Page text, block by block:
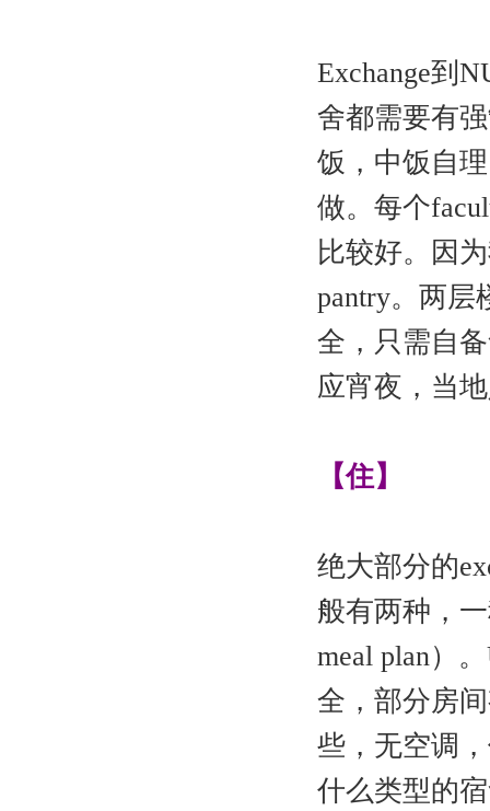
Exchange到
舍都需要有
饭，中饭自
做。每个
比较好。因
pantry。两层
全，只需自
应宵夜，当
【住】
绝大部分的
般有两种，
meal plan）
全，部分房
些，无空调
什么类型的